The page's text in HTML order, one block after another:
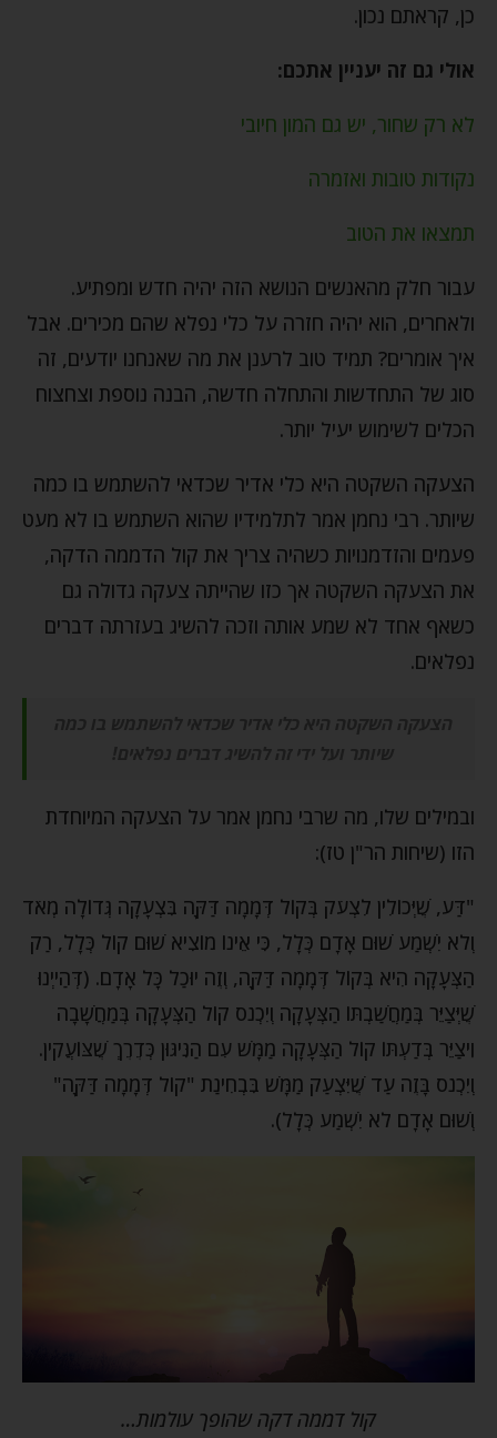
כן, קראתם נכון.
אולי גם זה יעניין אתכם:
לא רק שחור, יש גם המון חיובי
נקודות טובות ואזמרה
תמצאו את הטוב
עבור חלק מהאנשים הנושא הזה יהיה חדש ומפתיע.
ולאחרים, הוא יהיה חזרה על כלי נפלא שהם מכירים. אבל
איך אומרים? תמיד טוב לרענן את מה שאנחנו יודעים, זה
סוג של התחדשות והתחלה חדשה, הבנה נוספת וצחצוח
הכלים לשימוש יעיל יותר.
הצעקה השקטה היא כלי אדיר שכדאי להשתמש בו כמה
שיותר. רבי נחמן אמר לתלמידיו שהוא השתמש בו לא מעט
פעמים והזדמנויות כשהיה צריך את קול הדממה הדקה,
את הצעקה השקטה אך כזו שהייתה צעקה גדולה גם
כשאף אחד לא שמע אותה וזכה להשיג בעזרתה דברים
נפלאים.
ובמילים שלו, מה שרבי נחמן אמר על הצעקה המיוחדת
הזו (שיחות הר"ן טז):
"דַּע, שֶׁיְּכוֹלִין לִצְעֹק בְּקוֹל דְּמָמָה דַּקָּה בִּצְעָקָה גְּדוֹלָה מְאֹד
וְלֹא יִשְׁמַע שׁוּם אָדָם כְּלָל, כִּי אֵינוֹ מוֹצִיא שׁוּם קוֹל כְּלָל, רַק
הַצְּעָקָה הִיא בְּקוֹל דְּמָמָה דַּקָּה, וְזֶה יוּכַל כָּל אָדָם. (דְּהַייְנוּ
שֶׁיְּצַיֵּר בְּמַחֲשַׁבְתּוֹ הַצְּעָקָה וְיִכְנֹס קוֹל הַצְּעָקָה בְּמַחֲשָׁבָה
וִיצַיֵּר בְּדַעְתּוֹ קוֹל הַצְּעָקָה מַמָּשׁ עִם הַנִּיגּוּן כְּדֶרֶךְ שֶׁצּוֹעֲקִין.
וְיִכְנֹס בָּזֶה עַד שֶׁיִּצְעַק מַמָּשׁ בִּבְחִינַת "קוֹל דְּמָמָה דַּקָּה"
וְשׁוּם אָדָם לֹא יִשְׁמַע כְּלָל).
קול דממה דקה שהופך עולמות…